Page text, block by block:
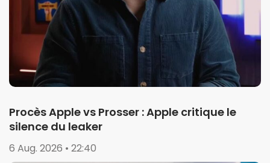
Procès Apple vs Prosser : Apple critique le
silence du leaker
6 Aug. 2026 • 22:40